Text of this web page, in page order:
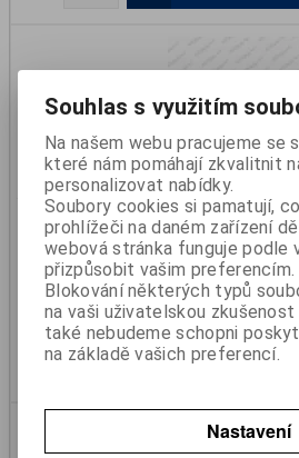
Skříň na hasící přístroj 6kg
Katalogové číslo:
Skladem:
424 Kč
350 Kč (bez
Souhlas s využitím
Na našem webu pracujeme se
které nám pomáhají zkvalitnit
personalizovat nabídky.
Soubory cookies si pamatují,
prohlížeči na daném zařízení
webová stránka funguje podle
přizpůsobit vašim preferencím.
Blokování některých typů
na vaši uživatelskou zkušenost
také nebudeme schopni
na základě vašich preferencí.
Nastavení